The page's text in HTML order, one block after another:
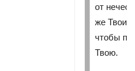
от
же
чтобы
Твою.